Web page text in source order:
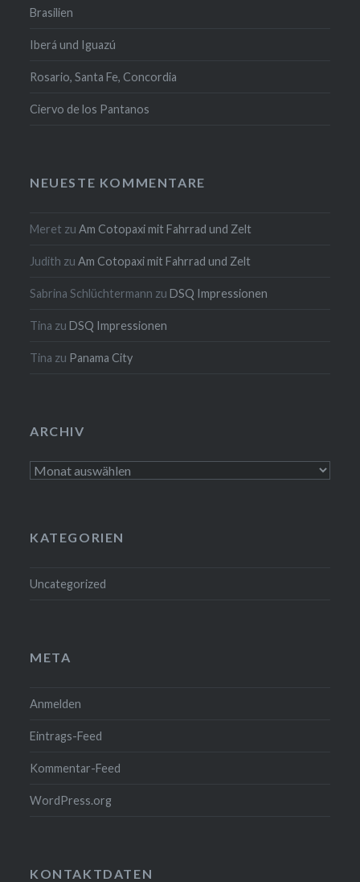
Brasilien
Iberá und Iguazú
Rosario, Santa Fe, Concordia
Ciervo de los Pantanos
NEUESTE KOMMENTARE
Meret zuAm Cotopaxi mit Fahrrad und Zelt
Judith zuAm Cotopaxi mit Fahrrad und Zelt
Sabrina Schlüchtermann zuDSQ Impressionen
Tina zuDSQ Impressionen
Tina zu Panama City
ARCHIV
Archiv
KATEGORIEN
Uncategorized
META
Anmelden
Eintrags-Feed
Kommentar-Feed
WordPress.org
KONTAKTDATEN